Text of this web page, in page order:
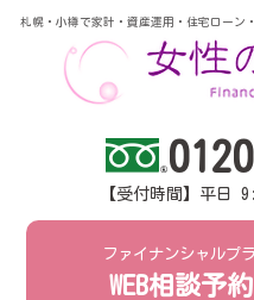
札幌・小樽で家計・資産運用・住宅ローン
【受付時間】平日
ファイナンシャルプ
WEB相談予